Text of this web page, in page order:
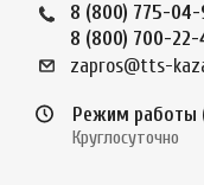
8 (800) 775-04-
8 (800) 700-22-
zapros@tts-
Режим работы
Круглосуточно